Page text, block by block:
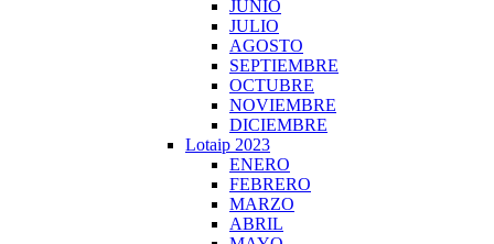
JUNIO
JULIO
AGOSTO
SEPTIEMBRE
OCTUBRE
NOVIEMBRE
DICIEMBRE
Lotaip 2023
ENERO
FEBRERO
MARZO
ABRIL